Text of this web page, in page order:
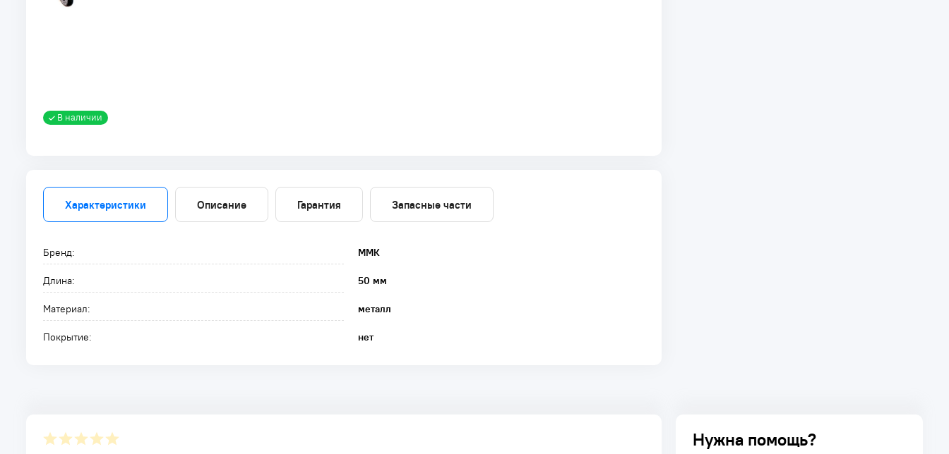
В наличии
Характеристики Описание Гарантия Запасные части
Бренд: ММК
Длина: 50 мм
Материал: металл
Покрытие: нет
Нужна помощь?